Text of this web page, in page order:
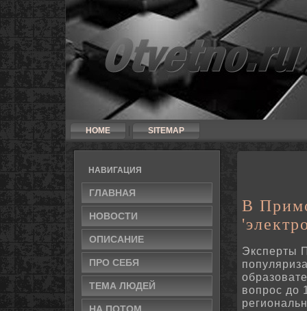
HOME SITEMAP
НАВИГАЦИЯ
ГЛАВНАЯ
НОВΟСТИ
ОПИСАНИЕ
ПРΟ СЕБЯ
ТЕМА ЛЮДЕЙ
В
Эксперты
вопрοс до